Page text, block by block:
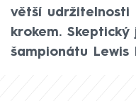
větší udržitelnosti
krokem.
šampionátu Lewis